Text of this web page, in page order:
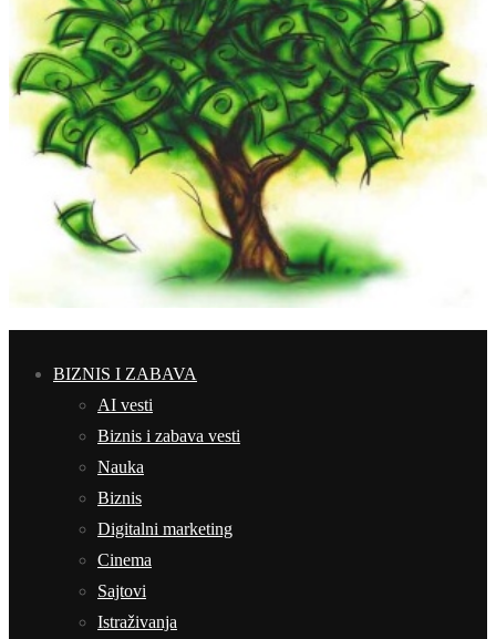
BIZNIS I ZABAVA
AI vesti
Biznis i zabava vesti
Nauka
Biznis
Digitalni marketing
Cinema
Sajtovi
Istraživanja